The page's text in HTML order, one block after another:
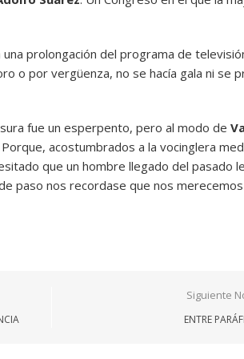
prolongación del programa de
o por vergüenza, no se hacía gala ni se
fue un esperpento, pero al modo de
acostumbrados a la vocinglera
que un hombre llegado del pasado
paso nos recordase que nos
Siguiente
ENTRE